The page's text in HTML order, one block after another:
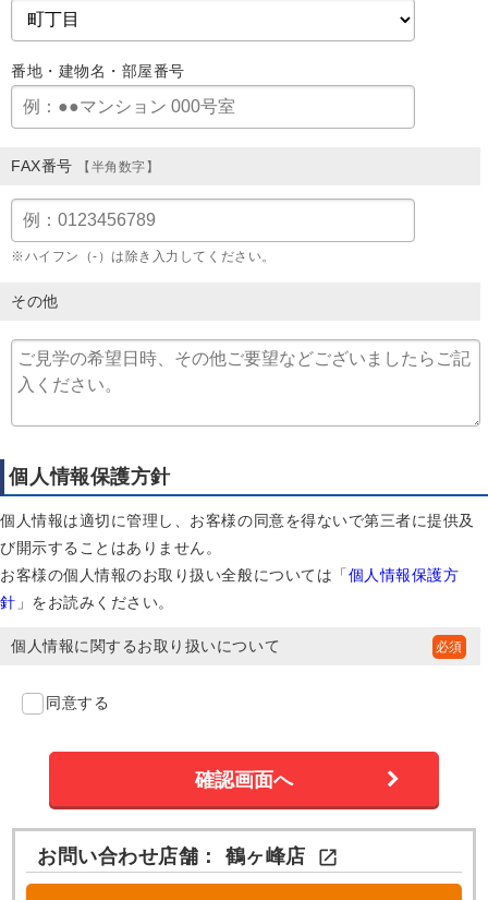
番地・建物名・部屋番号
FAX番号 【半角数字】
※ハイフン（-）は除き入力してください。
その他
個人情報保護方針
個人情報は適切に管理し、お客様の同意を得ないで第三者に提供及
び開示することはありません。
お客様の個人情報のお取り扱い全般については「個人情報保護方
針 」をお読みください。
個人情報に関するお取り扱いについて
同意する
お問い合わせ店舗： 鶴ヶ峰店 